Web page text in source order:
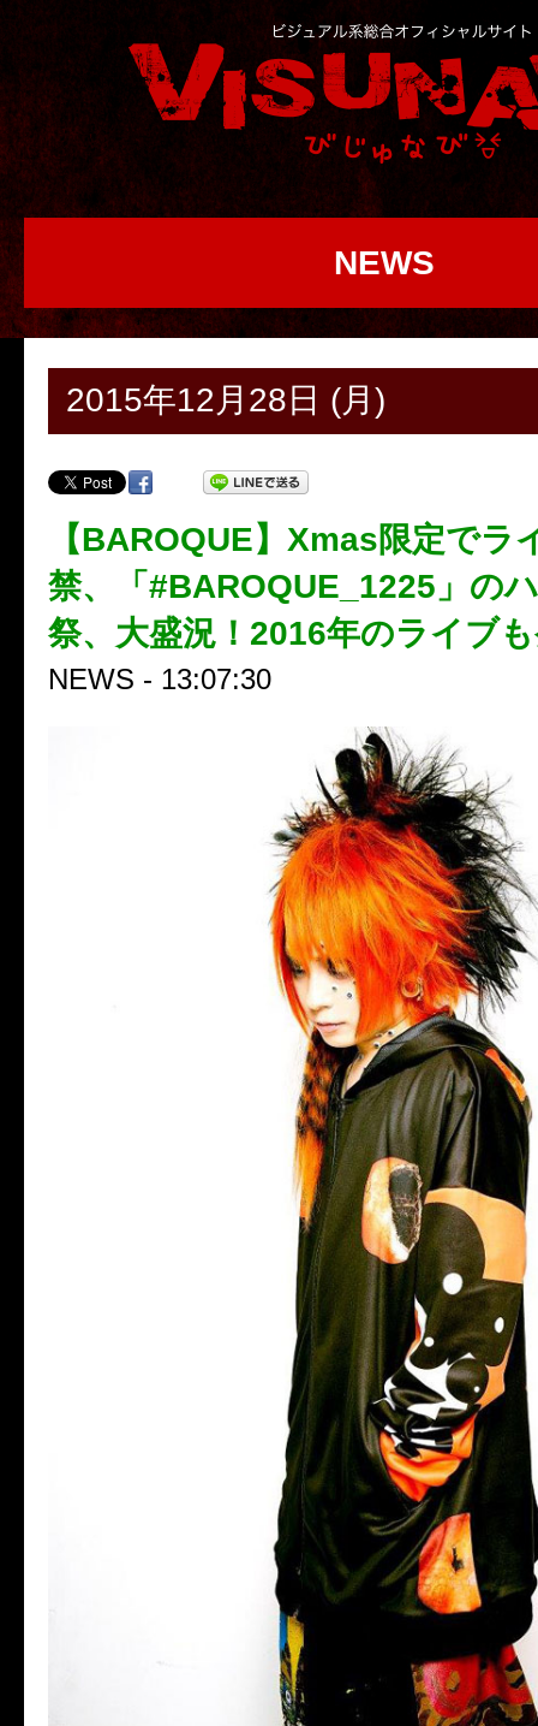
NEWS
2015年12月28日 (月)
【BAROQUE】Xmas限定でラ
禁、「#BAROQUE_1225」の
祭、大盛況！2016年のライブ
NEWS - 13:07:30